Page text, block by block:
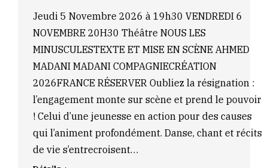
Jeudi 5 Novembre 2026 à 19h30 VENDREDI 6
NOVEMBRE 20H30 Théâtre NOUS LES
MINUSCULESTEXTE ET MISE EN SCÈNE AHMED
MADANI MADANI COMPAGNIECRÉATION
2026FRANCE RÉSERVER Oubliez la résignation :
l’engagement monte sur scène et prend le pouvoir
! Celui d’une jeunesse en action pour des causes
qui l’animent profondément. Danse, chant et récits
de vie s’entrecroisent…